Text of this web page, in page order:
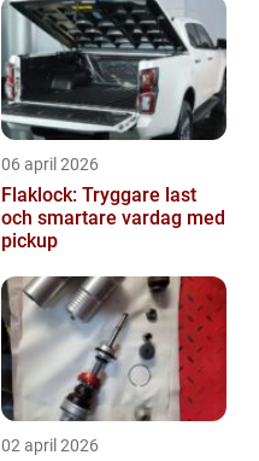
06 april 2026
Flaklock: Tryggare last
och smartare vardag med
pickup
02 april 2026